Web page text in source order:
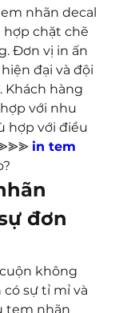
nhãn decal
hợp chặt chẽ
Đơn vị in ấn
đại và đội
Khách hàng
với nhu
hợp với điều
⪢⪢⪢ in tem
đơn
không
sự tỉ mỉ và
tem nhãn